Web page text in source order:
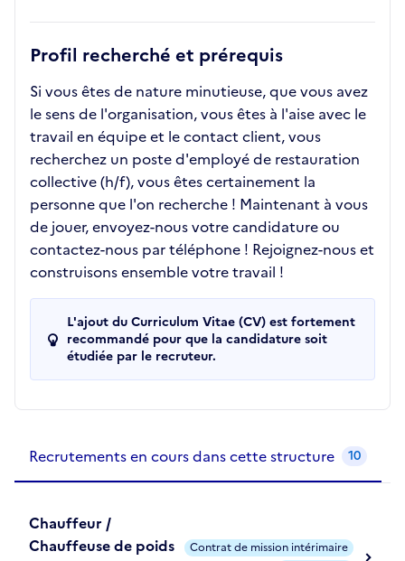
Profil recherché et prérequis
Si vous êtes de nature minutieuse, que vous avez
le sens de l'organisation, vous êtes à l'aise avec le
travail en équipe et le contact client, vous
recherchez un poste d'employé de restauration
collective (h/f), vous êtes certainement la
personne que l'on recherche ! Maintenant à vous
de jouer, envoyez-nous votre candidature ou
contactez-nous par téléphone ! Rejoignez-nous et
construisons ensemble votre travail !
L'ajout du Curriculum Vitae (CV) est fortement
recommandé pour que la candidature soit
étudiée par le recruteur.
Recrutements en cours dans cette structure 10
Chauffeur /
Chauffeuse de poids
Contrat de mission intérimaire